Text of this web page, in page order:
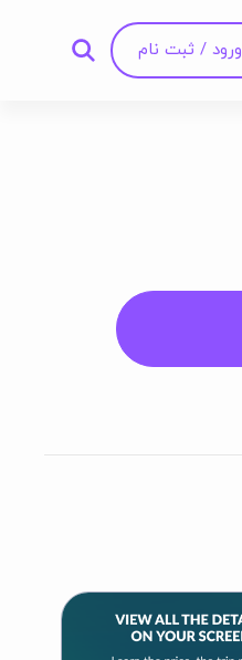
ورود / ثبت نام